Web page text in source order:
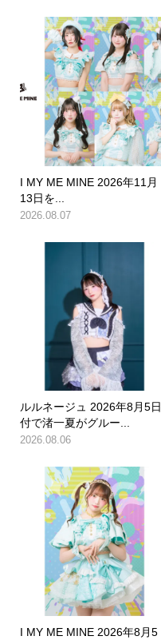
I MY ME MINE 2026年11月
13日を...
2026.08.07
ルルネージュ 2026年8月5日
付で渚一夏がグルー...
2026.08.06
I MY ME MINE 2026年8月5